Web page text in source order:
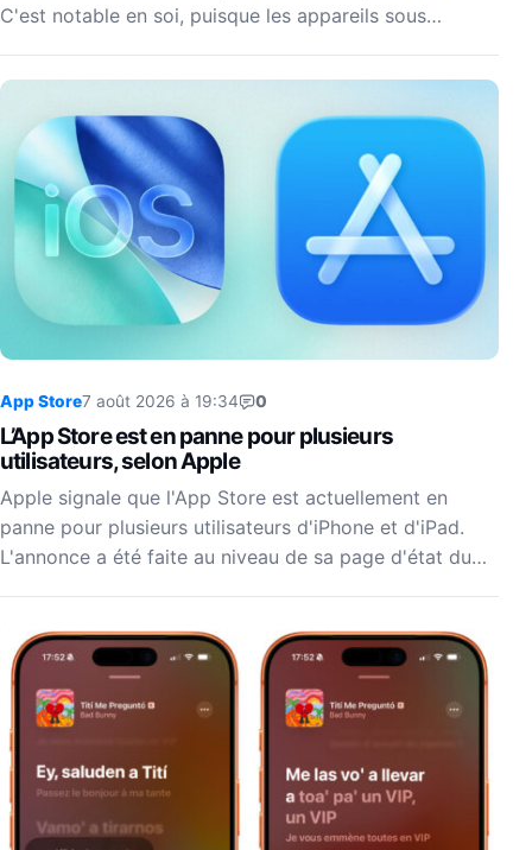
C'est notable en soi, puisque les appareils sous…
App Store7 août 2026 à 19:34 0
L’App Store est en panne pour plusieurs
utilisateurs, selon Apple
Apple signale que l'App Store est actuellement en
panne pour plusieurs utilisateurs d'iPhone et d'iPad.
L'annonce a été faite au niveau de sa page d'état du…